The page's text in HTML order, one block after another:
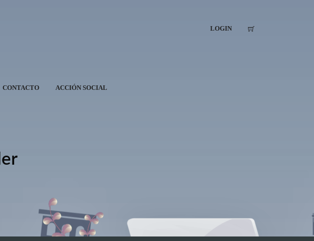
CONTACTO ACCIÓN SOCIAL
LOGIN